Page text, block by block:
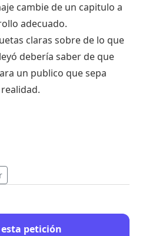
cambie de un capitulo a
adecuado.
claras sobre de lo que
debería saber de que
un publico que sepa
petición